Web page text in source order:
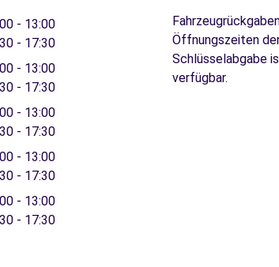
- 13:00
- 17:30
- 13:00
- 17:30
- 13:00
- 17:30
- 13:00
- 17:30
- 13:00
- 17:30
Öffnungszeiten
Schlüsselabgabe
verfügbar.